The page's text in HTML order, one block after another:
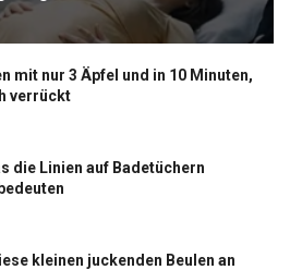
mit nur 3 Äpfel und in 10 Minuten,
verrückt
die Linien auf Badetüchern
kleinen juckenden Beulen an